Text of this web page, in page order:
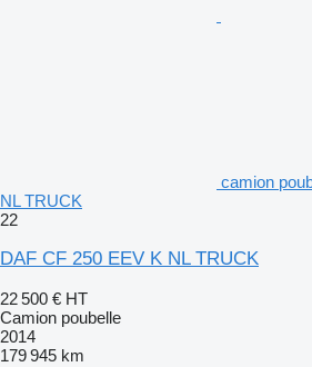
camion
NL TRUCK
22
DAF CF 250 EEV K NL TRUCK
22 500 € HT
Camion poubelle
2014
179 945 km